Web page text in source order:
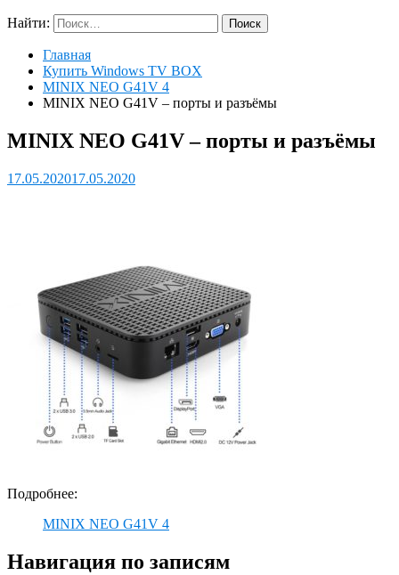
Найти:
Главная
Купить Windows TV BOX
MINIX NEO G41V 4
MINIX NEO G41V – порты и разъёмы
MINIX NEO G41V – порты и разъёмы
17.05.202017.05.2020
Подробнее:
MINIX NEO G41V 4
Навигация по записям